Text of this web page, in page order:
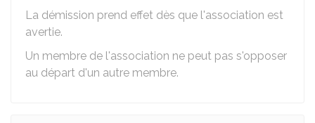
La démission prend effet dès que l'association est
avertie.
Un membre de l'association ne peut pas s'opposer
au départ d'un autre membre.